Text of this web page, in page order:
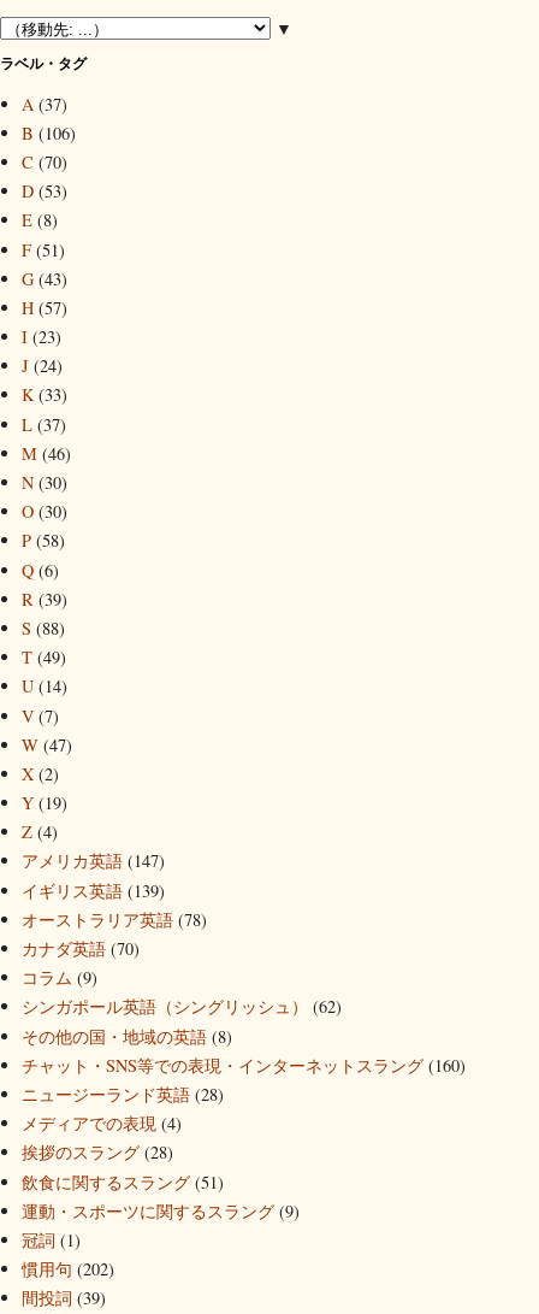
▼
ラベル・タグ
A (37)
B (106)
C (70)
D (53)
E (8)
F (51)
G (43)
H (57)
I (23)
J (24)
K (33)
L (37)
M (46)
N (30)
O (30)
P (58)
Q (6)
R (39)
S (88)
T (49)
U (14)
V (7)
W (47)
X (2)
Y (19)
Z (4)
アメリカ英語 (147)
イギリス英語 (139)
オーストラリア英語 (78)
カナダ英語 (70)
コラム (9)
シンガポール英語（シングリッシュ）
(62)
その他の国・地域の英語 (8)
チャット・SNS等での表現・インターネットスラング (160)
ニュージーランド英語 (28)
メディアでの表現 (4)
挨拶のスラング (28)
飲食に関するスラング (51)
運動・スポーツに関するスラング (9)
冠詞 (1)
慣用句 (202)
間投詞 (39)